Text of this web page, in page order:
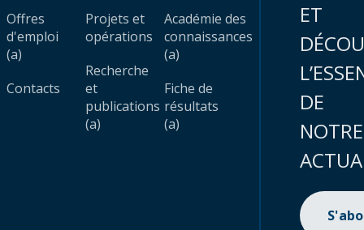
Offres
d'emploi
(a)
Contacts
Projets et
opérations
Recherche
et
publications
(a)
Académie des
connaissances
(a)
Fiche de
résultats
(a)
ET
DE
NOTRE